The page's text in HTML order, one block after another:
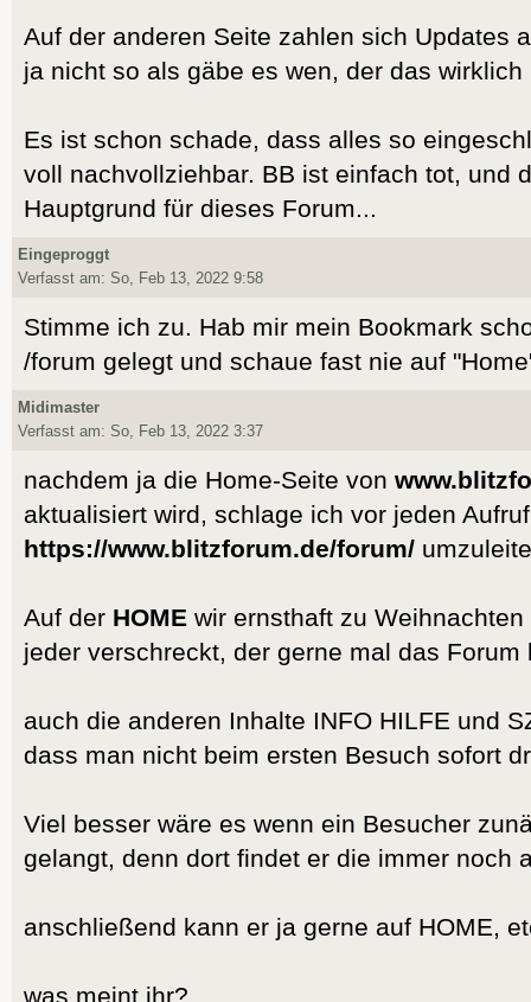
Auf der anderen Seite zahlen sich Updates
ja nicht so als gäbe es wen, der das wirklich
Es ist schon schade, dass alles so
voll nachvollziehbar. BB ist einfach tot, und
Hauptgrund für dieses Forum...
Eingeproggt
Verfasst am: So, Feb 13, 2022 9:58
Stimme ich zu. Hab mir mein Bookmark
/forum gelegt und schaue fast nie auf
Midimaster
Verfasst am: So, Feb 13, 2022 3:37
nachdem ja die Home-Seite von
aktualisiert wird, schlage ich vor jeden
https://www.blitzforum.de/forum/
Auf der HOME wir ernsthaft zu
jeder verschreckt, der gerne mal das Forum
auch die anderen Inhalte INFO HILFE und
dass man nicht beim ersten Besuch sofort
Viel besser wäre es wenn ein Besucher
gelangt, denn dort findet er die immer noch
anschließend kann er ja gerne auf HOME,
was meint ihr?